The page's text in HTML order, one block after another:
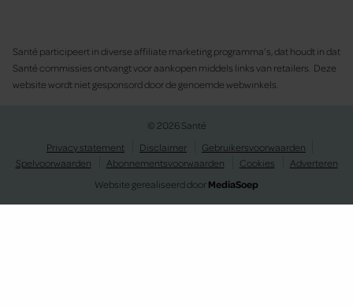
Santé participeert in diverse affiliate marketing programma’s, dat houdt in dat
Santé commissies ontvangt voor aankopen middels links van retailers. Deze
website wordt niet gesponsord door de genoemde webwinkels.
© 2026 Santé
Privacy statement
Disclaimer
Gebruikersvoorwaarden
Spelvoorwaarden
Abonnementsvoorwaarden Cookies
Adverteren
Website gerealiseerd doorMediaSoep